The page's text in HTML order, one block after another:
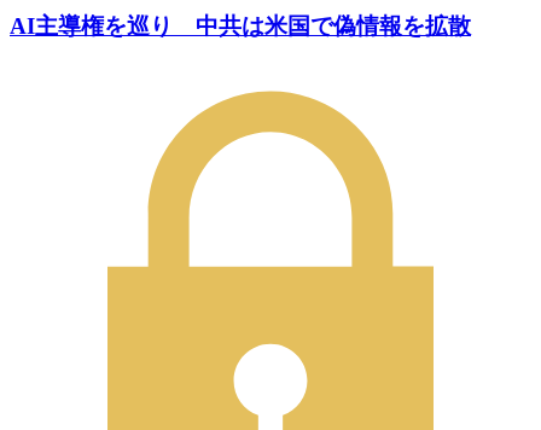
AI主導権を巡り 中共は米国で偽情報を拡散